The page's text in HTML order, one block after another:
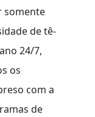
somente
de tê-
24/7,
os
com a
de